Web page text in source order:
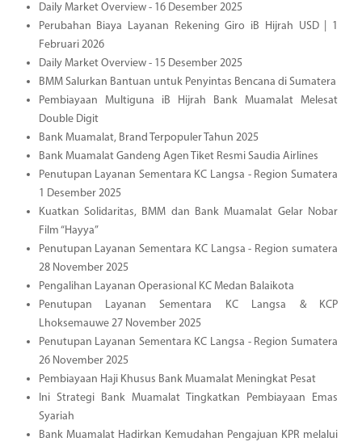
Daily Market Overview - 16 Desember 2025
Perubahan Biaya Layanan Rekening Giro iB Hijrah USD | 1
Februari 2026
Daily Market Overview - 15 Desember 2025
BMM Salurkan Bantuan untuk Penyintas Bencana di Sumatera
Pembiayaan Multiguna iB Hijrah Bank Muamalat Melesat
Double Digit
Bank Muamalat, Brand Terpopuler Tahun 2025
Bank Muamalat Gandeng Agen Tiket Resmi Saudia Airlines
Penutupan Layanan Sementara KC Langsa - Region Sumatera
1 Desember 2025
Kuatkan Solidaritas, BMM dan Bank Muamalat Gelar Nobar
Film “Hayya”
Penutupan Layanan Sementara KC Langsa - Region sumatera
28 November 2025
Pengalihan Layanan Operasional KC Medan Balaikota
Penutupan Layanan Sementara KC Langsa & KCP
Lhoksemauwe 27 November 2025
Penutupan Layanan Sementara KC Langsa - Region Sumatera
26 November 2025
Pembiayaan Haji Khusus Bank Muamalat Meningkat Pesat
Ini Strategi Bank Muamalat Tingkatkan Pembiayaan Emas
Syariah
Bank Muamalat Hadirkan Kemudahan Pengajuan KPR melalui